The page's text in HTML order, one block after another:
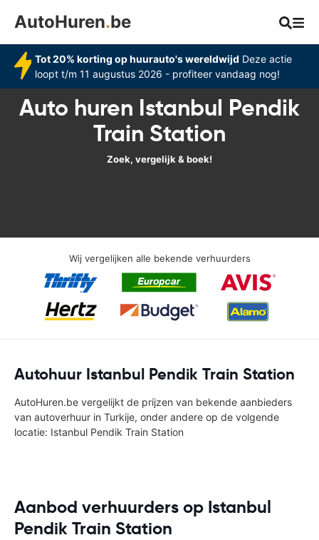
AutoHuren.be
Tot 20% korting op huurauto's wereldwijd Deze actie
loopt t/m 11 augustus 2026 - profiteer vandaag nog!
Auto huren Istanbul Pendik
Train Station
Zoek, vergelijk & boek!
Wij vergelijken alle bekende verhuurders
Autohuur Istanbul Pendik Train Station
AutoHuren.be vergelijkt de prijzen van bekende aanbieders
van autoverhuur in Turkije, onder andere op de volgende
locatie: Istanbul Pendik Train Station
Aanbod verhuurders op Istanbul
Pendik Train Station